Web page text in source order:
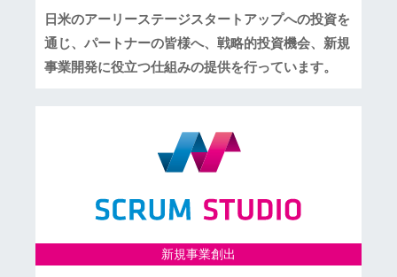
日米のアーリーステージスタートアップへの投資を
通じ、パートナーの皆様へ、戦略的投資機会、新規
事業開発に役立つ仕組みの提供を行っています。
新規事業創出